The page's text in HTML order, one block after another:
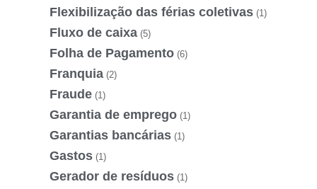
Flexibilização das férias coletivas (1)
Fluxo de caixa (5)
Folha de Pagamento (6)
Franquia (2)
Fraude (1)
Garantia de emprego (1)
Garantias bancárias (1)
Gastos (1)
Gerador de resíduos (1)